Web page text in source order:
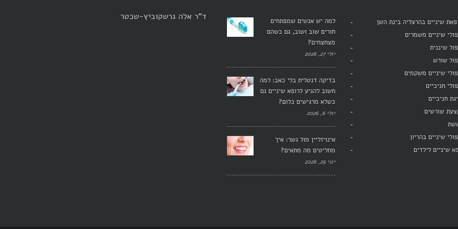
ד"ר אלה גרשקוביץ-שכטר
למה יש אנשים שמפתחים
חורים שוב ושוב, גם כשהם
מצחצחים?
יולי 27, 2026
בדיקה דנטלית בלי כאב: למה
חשוב להגיע לרופא שיניים גם
כשלא מרגישים כלום?
יולי 6, 2026
אינויזליין מול גשר: איך
מחליטים מה מתאים?
יוני 29, 2026
שיניים בהרצליה בינת השן
שיניים משמרים
שיננית
שורש
שיניים משקמים
חניכיים
חניכיים
שורשים
שיניים בהריון
שיניים לילדים